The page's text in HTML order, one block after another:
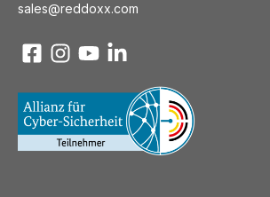
sales@reddoxx.com